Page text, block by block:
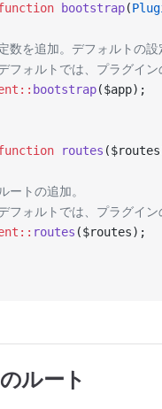
bootstrap(
を追加。デフォルトの設
フォルトでは、プラグイ
bootstrap($app);
routes
トの追加。
フォルトでは、プラグイ
routes ($routes);
ルート